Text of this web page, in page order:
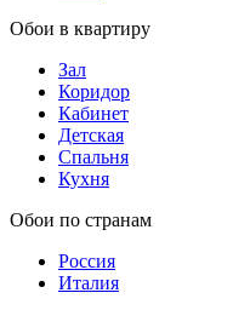
Обои в квартиру
Зал
Коридор
Кабинет
Детская
Спальня
Кухня
Обои по странам
Россия
Италия